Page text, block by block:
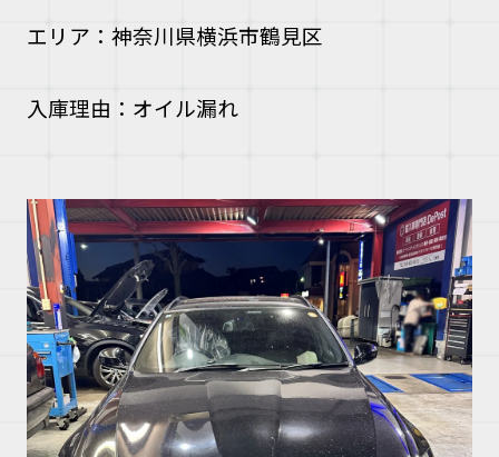
エリア：神奈川県横浜市鶴見区
入庫理由：オイル漏れ